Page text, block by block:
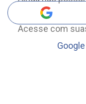
Acesse com
Google